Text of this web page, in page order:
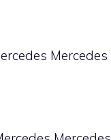
Mercedes